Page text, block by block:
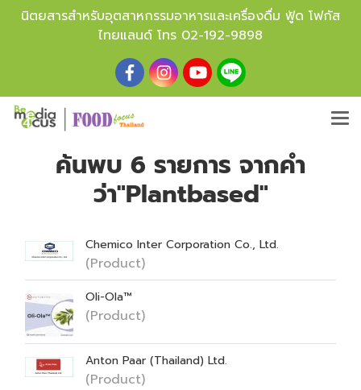
นิตยสารสำหรับอุตสาหกรรมอาหารและเครื่องดื่ม ฟู้ด โฟกัส
ไทยแลนด์ โทร 02-192-9898
ค้นพบ 6 รายการ จากคำ
ว่า"Plantbased"
Chemico Inter Corporation Co., Ltd.
(Product)
Oli-Ola™
(Product)
Anton Paar (Thailand) Ltd.
(Product)